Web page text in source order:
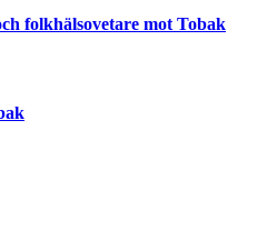
folkhälsovetare mot Tobak